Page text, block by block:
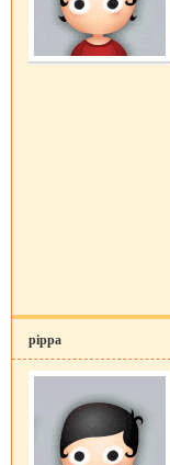
pippa